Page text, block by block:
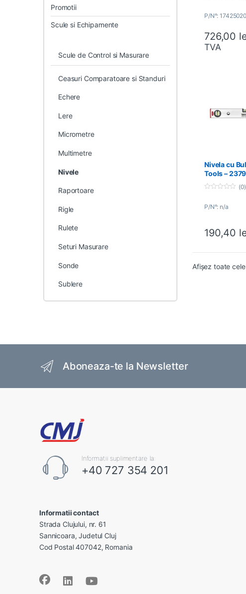
u
f
5
P/N°:
726,00
TVA
Nivela cu
Tools –
u
5
(0)
P/N°: n/a
190,40
Acest
Afișez toate
Promotii
Scule si Echipamente
Scule de Control si Masurare
Ceasuri Comparatoare si Standuri
Echere
Lere
Micrometre
Multimetre
Nivele
Raportoare
Rigle
Rulete
Seturi Masurare
Sonde
Sublere
Aboneaza-te la Newsletter
Informatii suplimentare la:
+40 727 354 201
Informatii contact
Strada Clujului, nr. 61
Sannicoara, Judetul Cluj
Cod Postal 407042, Romania